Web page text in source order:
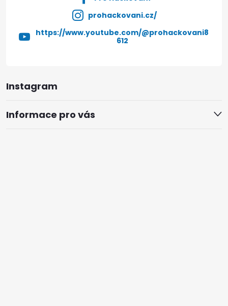
Instagram
Informace pro vás
prohackovani.cz/
https://www.youtube.com/@prohackovani8
612